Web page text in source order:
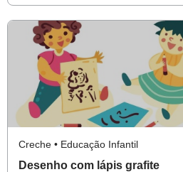
Creche • Educação Infantil
Desenho com lápis grafite